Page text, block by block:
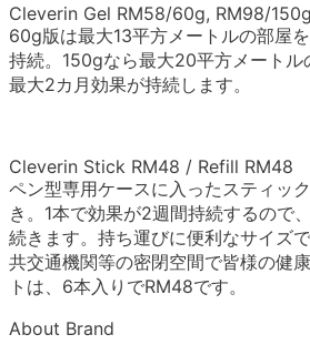
Cleverin Gel RM58/60g, RM98/150g
60g版は最大13平方メートルの部屋
持続。150gなら最大20平方メートル
最大2カ月効果が持続します。
Cleverin Stick RM48 / Refill RM48
ペン型専用ケースに入ったスティッ
き。1本で効果が2週間持続するので
続きます。持ち運びに便利なサイズ
共交通機関等の密閉空間で皆様の健
トは、6本入りでRM48です。
About Brand